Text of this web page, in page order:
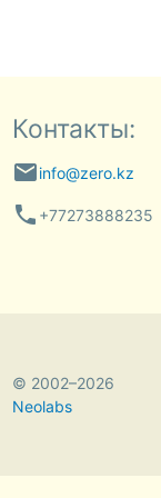
Контакты:
emailinfo@zero.kz
phone +77273888235
© 2002–2026
Neolabs